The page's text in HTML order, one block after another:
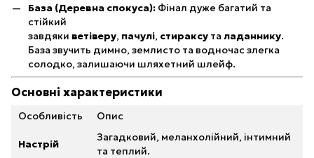
База (Деревна спокуса): Фінал дуже багатий та
стійкий
завдяки ветіверу, пачулі, стираксу та ладаннику.
База звучить димно, землисто та водночас злегка
солодко, залишаючи шляхетний шлейф.
Основні характеристики
Особливість Опис
Настрій
Загадковий, меланхолійний, інтимний
та теплий.